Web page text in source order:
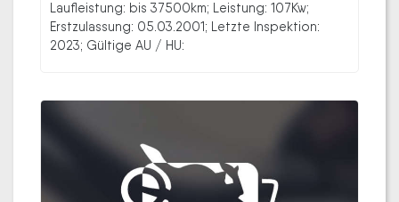
Laufleistung: bis 37500km; Leistung: 107Kw;
Erstzulassung: 05.03.2001; Letzte Inspektion:
2023; Gültige AU / HU: